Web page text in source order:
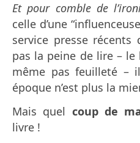
Et pour comble de
celle d’une
service presse récents
pas la peine de lire –
même pas feuilleté –
époque n’est plus la
Mais quel coup de
livre !